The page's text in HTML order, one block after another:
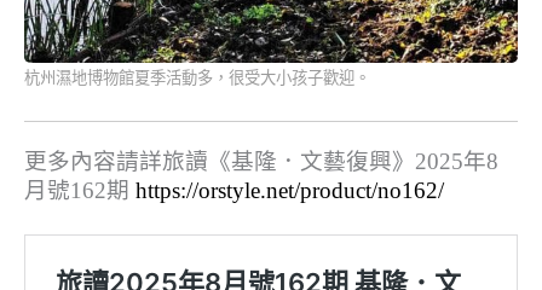
杭州濕地博物館夏季活動多，很受大小孩子歡迎。
更多內容請詳旅讀《基隆．文藝復興》2025年8
月號162期 https://orstyle.net/product/no162/